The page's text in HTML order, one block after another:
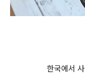
한국에서